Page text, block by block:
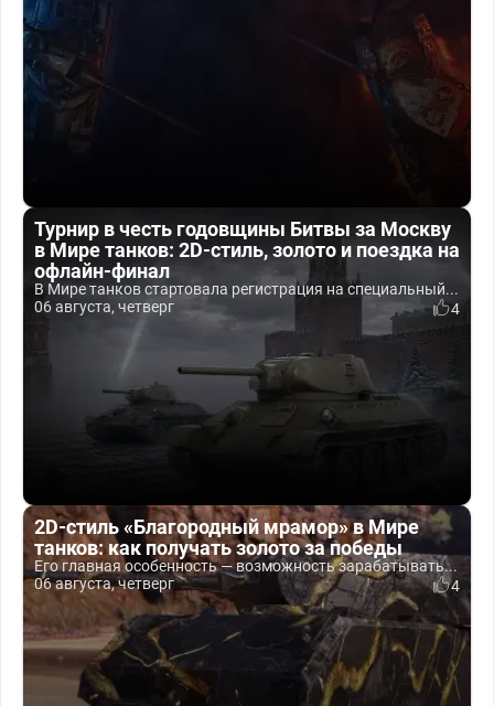
Турнир в честь годовщины Битвы за Москву
в Мире танков: 2D-стиль, золото и поездка на
офлайн-финал
В Мире танков стартовала регистрация на специальный...
06 августа, четверг
4
2D-стиль «Благородный мрамор» в Мире
танков: как получать золото за победы
Его главная особенность — возможность зарабатывать...
06 августа, четверг
4